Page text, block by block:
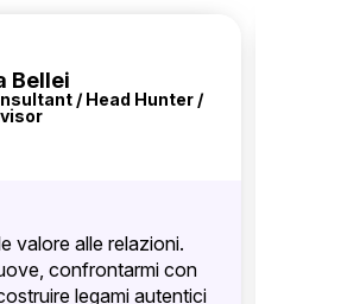
Bellei
/ Head Hunter /
valore alle relazioni.
confrontarmi con
legami autentici